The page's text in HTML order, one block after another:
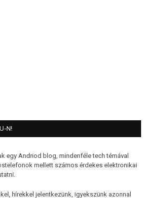
N!
egy Andriod blog, mindenféle tech témával
mellett számos érdekes elektronikai
hírekkel jelentkezünk, igyekszünk azonnal